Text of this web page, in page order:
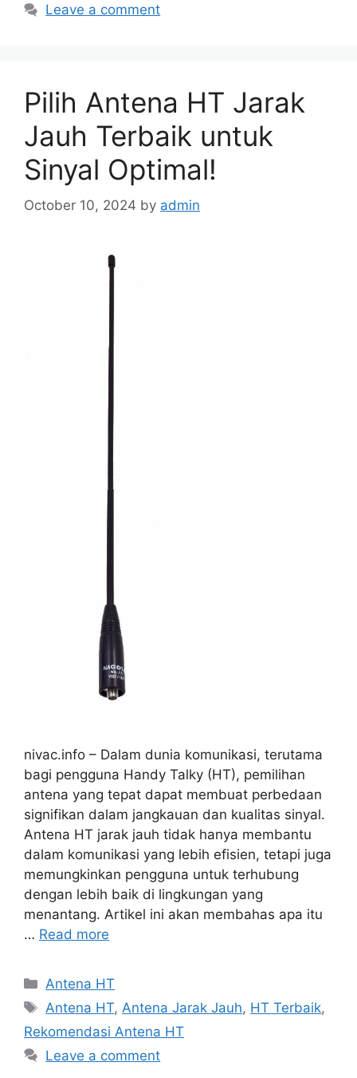
Leave a comment
Pilih Antena HT Jarak
Jauh Terbaik untuk
Sinyal Optimal!
October 10, 2024 by admin
nivac.info – Dalam dunia komunikasi, terutama
bagi pengguna Handy Talky (HT), pemilihan
antena yang tepat dapat membuat perbedaan
signifikan dalam jangkauan dan kualitas sinyal.
Antena HT jarak jauh tidak hanya membantu
dalam komunikasi yang lebih efisien, tetapi juga
memungkinkan pengguna untuk terhubung
dengan lebih baik di lingkungan yang
menantang. Artikel ini akan membahas apa itu
… Read more
Categories
Antena HT
Tags
Antena HT, Antena Jarak Jauh, HT Terbaik,
Rekomendasi Antena HT
Leave a comment